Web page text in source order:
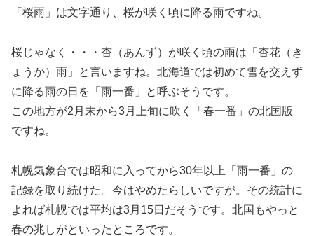
「桜雨」は文字通り、桜が咲く頃に降る雨ですね。
桜じゃなく・・・杏（あんず）が咲く頃の雨は「杏花（き
ょうか）雨」と言いますね。北海道では初めて雪を交えず
に降る雨の日を「雨一番」と呼ぶそうです。
この地方が2月末から3月上旬に吹く「春一番」の北国版
ですね。
札幌気象台では昭和に入ってから30年以上「雨一番」の
記録を取り続けた。今はやめたらしいですが。その統計に
よれば札幌では平均は3月15日だそうです。北国もやっと
春の兆しがといったところです。